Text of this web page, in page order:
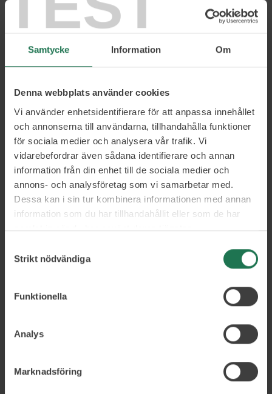
Samtycke Information Om
Denna webbplats använder cookies
Vi använder enhetsidentifierare för att anpassa innehållet
och annonserna till användarna, tillhandahålla funktioner
för sociala medier och analysera vår trafik. Vi
vidarebefordrar även sådana identifierare och annan
information från din enhet till de sociala medier och
annons- och analysföretag som vi samarbetar med.
Dessa kan i sin tur kombinera informationen med annan
information som du har tillhandahållit eller som de har
samlat in när du har använt deras tjänster.
Strikt nödvändiga
Funktionella
Analys
Marknadsföring
Boka nu!
Svante Randlert
Business and People Advisor
Gotländsk 4-barnspappa som är en av Nordens mest anlitade
rådgivare med över 150 föredrag per år. Han har genom åren
hjälpt hundratals organisationer och tiotusentals chefer.